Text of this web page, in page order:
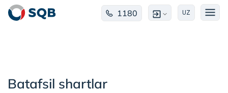
1180 UZ
Batafsil shartlar